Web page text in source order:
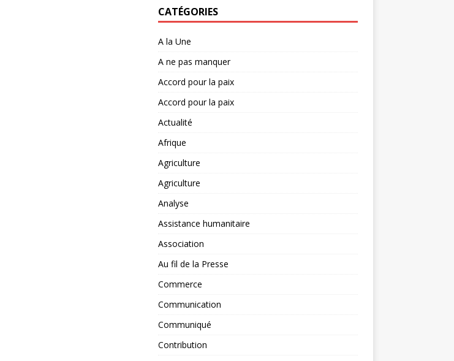
CATÉGORIES
A la Une
A ne pas manquer
Accord pour la paix
Accord pour la paix
Actualité
Afrique
Agriculture
Agriculture
Analyse
Assistance humanitaire
Association
Au fil de la Presse
Commerce
Communication
Communiqué
Contribution